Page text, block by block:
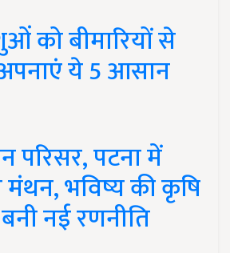
को बीमारियों से
ये 5 आसान
परिसर, पटना में
मंथन, भविष्य की कृषि
नई रणनीति